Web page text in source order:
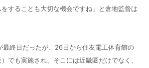
することも大切な機会ですね」と倉地監督は
最終日だったが、 26日から住友電工体育館の
でも実施され、そこには近畿圏だけでなく、